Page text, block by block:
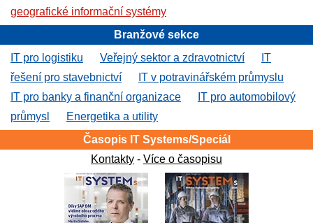
geografické informační systémy
Branžové sekce
IT pro logistiku
Veřejný sektor a zdravotnictví
IT
řešení pro stavebnictví
IT v potravinářském průmyslu
IT pro banky a finanční organizace
IT pro automobilový
průmysl
Energetika a utility
Časopis IT Systems/Speciál
Kontakty - Více o časopisu